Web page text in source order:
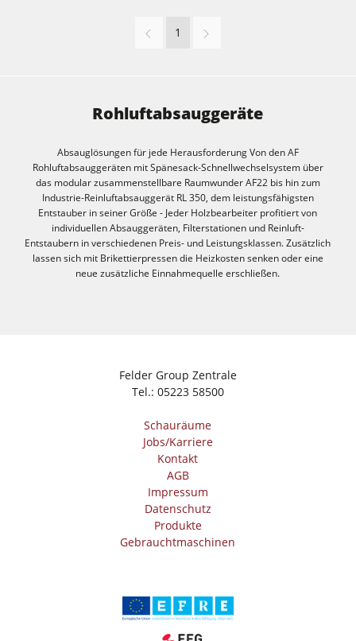
1
Rohluftabsauggeräte
Absauglösungen für jede Herausforderung Von den AF
Rohluftabsauggeräten mit Spänesack-Schnellwechselsystem über
das modular zusammenstellbare Raumwunder AF22 bis hin zum
Industrie-Reinluftabsauggerät RL 350, dem leistungsfähigsten
Entstauber in seiner Größe - Jeder Holzbearbeiter profitiert von
individuellen Absauggeräten, Filterstationen und Reinluft-
Entstaubern in verschiedenen Preis- und Leistungsklassen. Zusätzlich
lassen sich mit Brikettierpressen die Heizkosten senken oder eine
neue zusätzliche Einnahmequelle erschließen.
Felder Group Zentrale
Tel.: 05223 58500
Schauräume
Jobs/Karriere
Kontakt
AGB
Impressum
Datenschutz
Produkte
Gebrauchtmaschinen